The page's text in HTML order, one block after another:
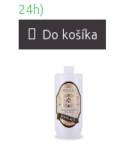
24h)
Do košíka